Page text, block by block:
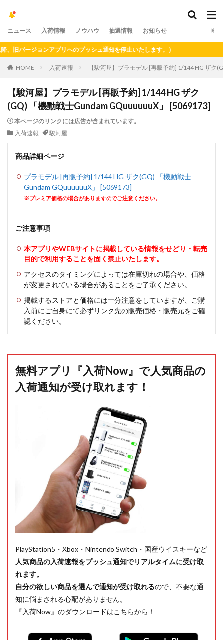
ニュース 入荷情報 ノウハウ 抽選情報 お知らせ
ージョンアプリへのプッシュ通知を停止いたします。）
HOME 入荷速報 【駿河屋】プラモデル [再販予約] 1/144 HG ザ
【駿河屋】プラモデル [再販予約] 1/144 HG ザク
(GQ) 「機動戦士Gundam GQuuuuuuX」 [5069173]
本ページのリンクには広告が含まれています。
入荷速報
駿河屋
商品詳細ページ
プラモデル [再販予約] 1/144 HG ザク(GQ) 「機動戦士
Gundam GQuuuuuuX」 [5069173]
※プレミア価格の場合がありますのでご注意ください。
ご注意事項
本アプリやWEBサイトに掲載している情報をせどり・転売
目的で利用することを固く禁止いたします。
アクセスのタイミングによっては在庫切れの場合や、価格
が変更されている場合があることをご了承ください。
掲載するストアと価格には十分注意をしていますが、ご購
入前にご自身にて必ずリンク先の販売価格・販売元をご確
認ください。
無料アプリ『入荷Now』で人気商品の
入荷通知が受け取れます！
PlayStation5・Xbox・Nintendo Switch・国産ウイスキーなど
人気商品の入荷速報をプッシュ通知でリアルタイムに受け取
れます。
自分の欲しい商品を選んで通知が受け取れるので、不要な通
知に悩まされる心配がありません。
『入荷Now』のダウンロードはこちらから！